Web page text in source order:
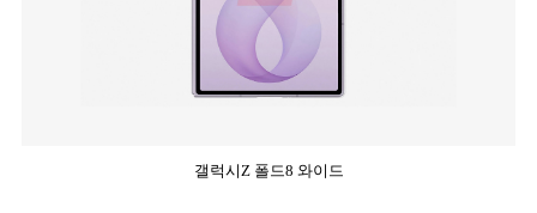
갤럭시Z 폴드8 와이드